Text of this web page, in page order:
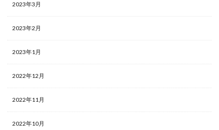
2023年3月
2023年2月
2023年1月
2022年12月
2022年11月
2022年10月